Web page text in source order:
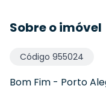
Sobre o imóvel
Código 955024
Bom Fim - Porto